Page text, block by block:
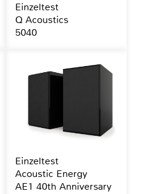
Einzeltest
Q Acoustics
5040
Einzeltest
Acoustic Energy
AE1 40th Anniversary